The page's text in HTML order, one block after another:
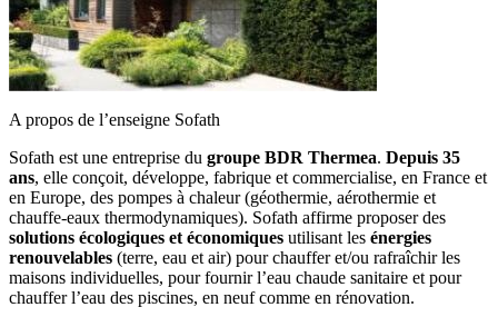
A propos de l’enseigne Sofath
Sofath est une entreprise du groupe BDR Thermea. Depuis 35
ans, elle conçoit, développe, fabrique et commercialise, en France et
en Europe, des pompes à chaleur (géothermie, aérothermie et
chauffe-eaux thermodynamiques). Sofath affirme proposer des
solutions écologiques et économiques utilisant les énergies
renouvelables (terre, eau et air) pour chauffer et/ou rafraîchir les
maisons individuelles, pour fournir l’eau chaude sanitaire et pour
chauffer l’eau des piscines, en neuf comme en rénovation.